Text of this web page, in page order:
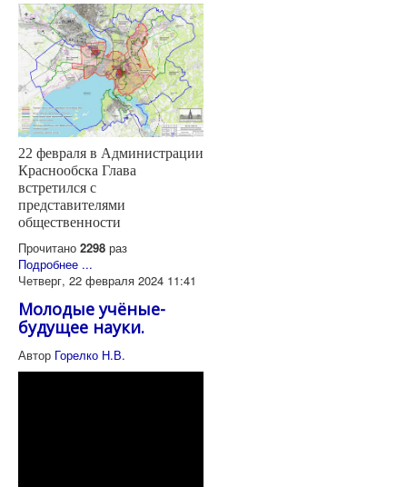
22 февраля в Администрации
Краснообска Глава
встретился с
представителями
общественности
Прочитано 2298 раз
Подробнее ...
Четверг, 22 февраля 2024 11:41
Молодые учёные-
будущее науки.
Автор Горелко Н.В.